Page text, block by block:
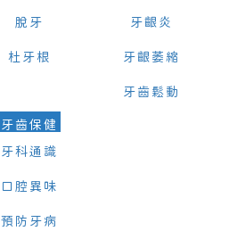
脫牙
杜牙根
牙齦炎
牙齦萎縮
牙齒鬆動
牙齒保健
牙科通識
口腔異味
預防牙病